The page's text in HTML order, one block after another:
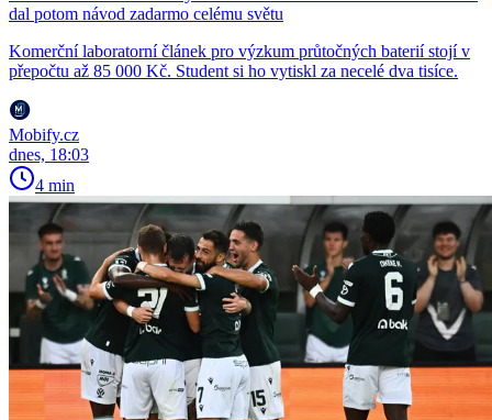
dal potom návod zadarmo celému světu
Komerční laboratorní článek pro výzkum průtočných baterií stojí v
přepočtu až 85 000 Kč. Student si ho vytiskl za necelé dva tisíce.
Mobify.cz
dnes, 18:03
4 min